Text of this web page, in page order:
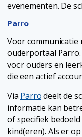
evenementen. De
Parro
Voor
ouderportaal
voor ouders en
die een actief
Via Parro deelt de
informatie kan
of specifiek
kind(eren). Als er